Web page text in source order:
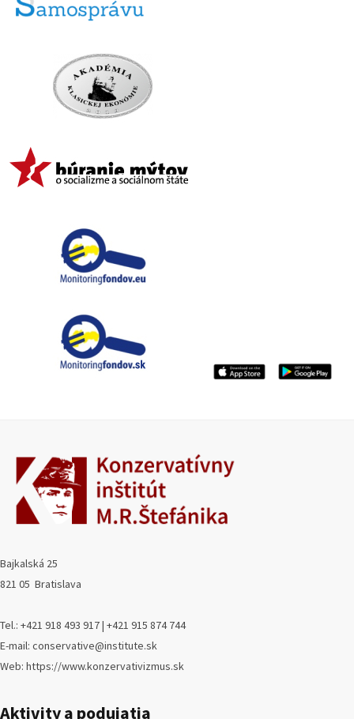
Bajkalská 25
821 05 Bratislava
Tel.: +421 918 493 917 | +421 915 874 744
E-mail: conservative@institute.sk
Web: https://www.konzervativizmus.sk
Aktivity a podujatia